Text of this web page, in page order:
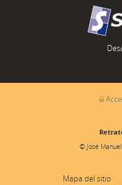
© José
Mapa del sitio